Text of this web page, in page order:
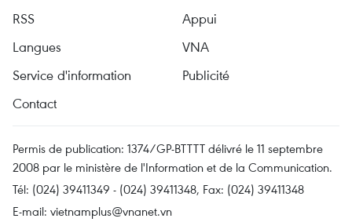
RSS
Appui
Langues
VNA
Service d'information
Publicité
Contact
Permis de publication: 1374/GP-BTTTT délivré le 11 septembre
2008 par le ministère de l'Information et de la Communication.
Tél: (024) 39411349 - (024) 39411348, Fax: (024) 39411348
E-mail: vietnamplus@vnanet.vn